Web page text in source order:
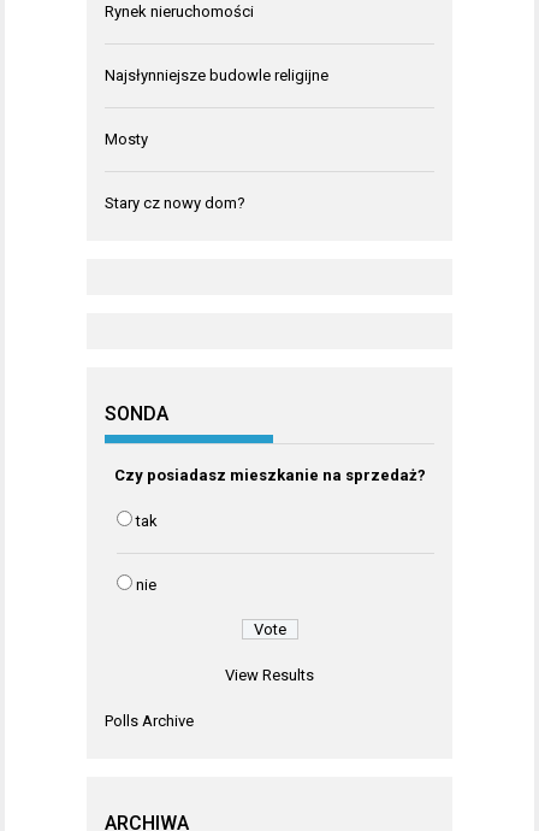
Rynek nieruchomości
Najsłynniejsze budowle religijne
Mosty
Stary cz nowy dom?
SONDA
Czy posiadasz mieszkanie na sprzedaż?
tak
nie
View Results
Polls Archive
ARCHIWA